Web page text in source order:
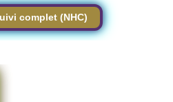
complet (NHC)